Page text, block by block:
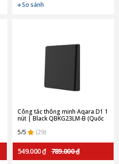
So sánh
Công tắc thông minh Aqara D1 1
nút | Black QBKG23LM-B (Quốc
5/5
(29)
549.000 ₫ 789.000 ₫